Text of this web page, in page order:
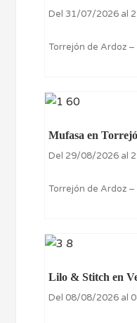
Del 31/07/2026 al
Torrejón de Ardoz –
Mufasa en
Del 29/08/2026 al
Torrejón de Ardoz –
Lilo & Stitch en
Del 08/08/2026 al